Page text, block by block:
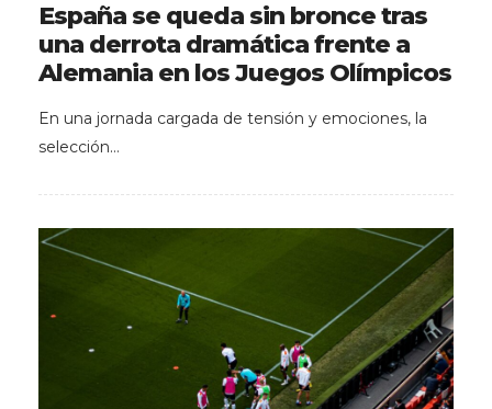
España se queda sin bronce tras
una derrota dramática frente a
Alemania en los Juegos Olímpicos
En una jornada cargada de tensión y emociones, la
selección…